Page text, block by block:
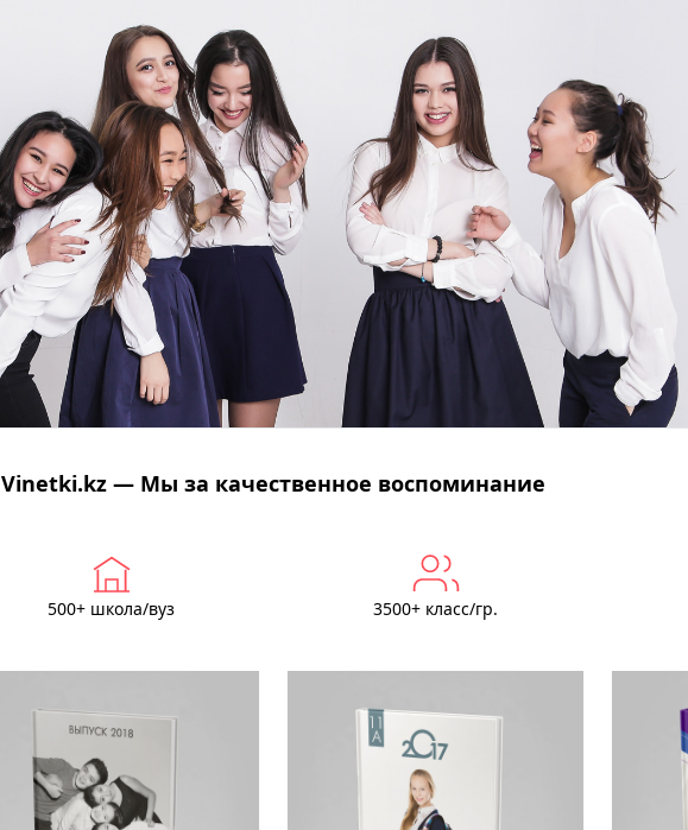
Vinetki.kz — Мы за качественное воспоминание
500+ школа/вуз 3500+ класс/гр.